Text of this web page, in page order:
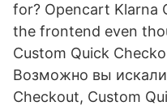
for? Opencart Klarna
the frontend even
Custom Quick
Возможно вы искали
Checkout, Custom